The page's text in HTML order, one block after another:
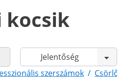
kocsik
szerszámok / Csörlők